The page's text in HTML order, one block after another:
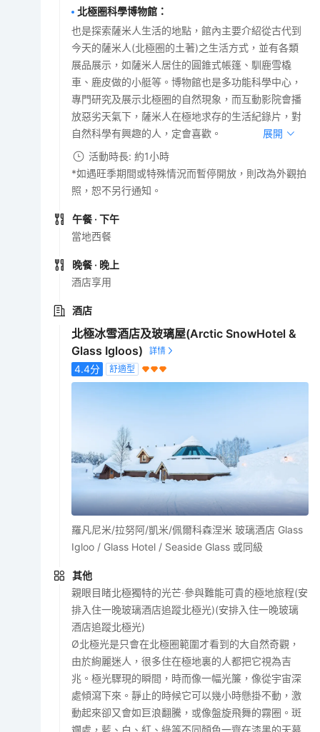
北極圈科學博物館 ：
也是探索薩米人生活的地點，館內主要介紹從古代到
今天的薩米人(北極圈的土著)之生活方式，並有各類
展品展示，如薩米人居住的圓錐式帳篷、馴鹿雪橇
車、鹿皮做的小艇等。博物館也是多功能科學中心，
專門研究及展示北極圈的自然現象，而互動影院會播
放惡劣天氣下，薩米人在極地求存的生活紀錄片，對
自然科學有興趣的人，定會喜歡。
展開
活動時長: 約1小時
*如遇旺季期間或特殊情況而暫停開放，則改為外觀拍
照，恕不另行通知。
午餐 · 下午
當地西餐
晚餐 · 晚上
酒店享用
酒店
北極冰雪酒店及玻璃屋(Arctic SnowHotel &
Glass Igloos)
4.4分 舒適型
羅凡尼米/拉努阿/凱米/佩爾科森涅米 玻璃酒店 Glass
Igloo / Glass Hotel / Seaside Glass 或同級
其他
親眼目睹北極獨特的光芒‧參與難能可貴的極地旅程(安
排入住一晚玻璃酒店追蹤北極光)(安排入住一晚玻璃
酒店追蹤北極光)
Ø北極光是只會在北極圈範圍才看到的大自然奇觀，
由於絢麗迷人，很多住在極地裏的人都把它視為吉
兆。極光驟現的瞬間，時而像一幅光簾，像從宇宙深
處傾瀉下來。靜止的時候它可以幾小時懸掛不動，激
動起來卻又會如巨浪翻騰，或像盤旋飛舞的霧圈。斑
斕處，藍、白、紅、綠等不同顏色一齊在漆黑的天幕